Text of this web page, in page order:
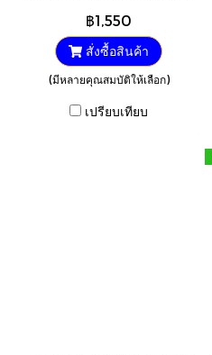
฿1,550
สั่งซื้อสินค้า
(มีหลายคุณสมบัติให้เลือก)
เปรียบเทียบ